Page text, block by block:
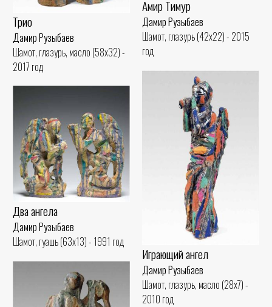
Амир Тимур
Дамир Рузыбаев
Шамот, глазурь (42x22) - 2015
год
Трио
Дамир Рузыбаев
Шамот, глазурь, масло (58x32) -
2017 год
Играющий ангел
Дамир Рузыбаев
Шамот, глазурь, масло (28x7) -
2010 год
Два ангела
Дамир Рузыбаев
Шамот, гуашь (63x13) - 1991 год